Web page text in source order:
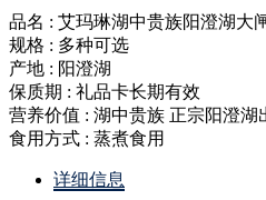
品名 : 艾玛琳湖中贵族阳澄湖大
规格 : 多种可选
产地 : 阳澄湖
保质期 : 礼品卡长期有效
营养价值 : 湖中贵族 正宗阳澄湖
食用方式 : 蒸煮食用
详细信息